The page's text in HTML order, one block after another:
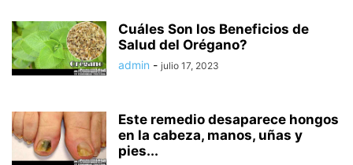
Cuáles Son los Beneficios de
Salud del Orégano?
admin - julio 17, 2023
Este remedio desaparece hongos
en la cabeza, manos, uñas y
pies...